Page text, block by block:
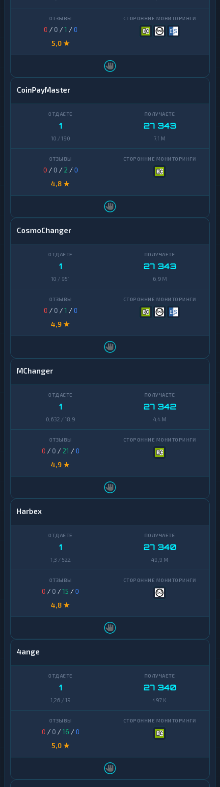
0 / 0 /1 /0
5,0 ★
CoinPayMaster
1
10 / 190
27 343
7,1 M
0 / 0 / 2 /0
4,8 ★
CosmoChanger
1
10 / 951
27 343
6,9 M
0 / 0 /1 /0
4,9 ★
MChanger
1
0,632 / 18,9
27 342
4,4 M
0 / 0 / 21 /0
4,9 ★
Harbex
1
1,3 / 522
27 340
49,9 M
0 / 0 /15 /0
4,8 ★
4ange
1
1,26 / 19
27 340
497 K
0 / 0 /16 /0
5,0 ★